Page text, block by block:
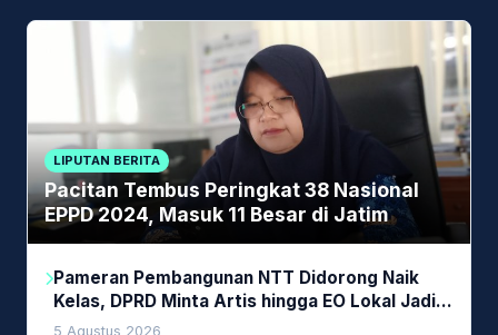
LIPUTAN BERITA
Pacitan Tembus Peringkat 38 Nasional
EPPD 2024, Masuk 11 Besar di Jatim
Pameran Pembangunan NTT Didorong Naik
Kelas, DPRD Minta Artis hingga EO Lokal Jadi
Prioritas
5 Agustus 2026